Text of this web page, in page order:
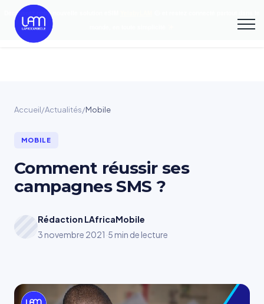
Découvrez notre nouvelle solution eSIM
Accueil/Actualités/Mobile
MOBILE
Comment réussir ses
campagnes SMS ?
Rédaction LAfricaMobile
3 novembre 2021 ·5 min de lecture